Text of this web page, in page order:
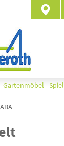
Gartenmöbel -